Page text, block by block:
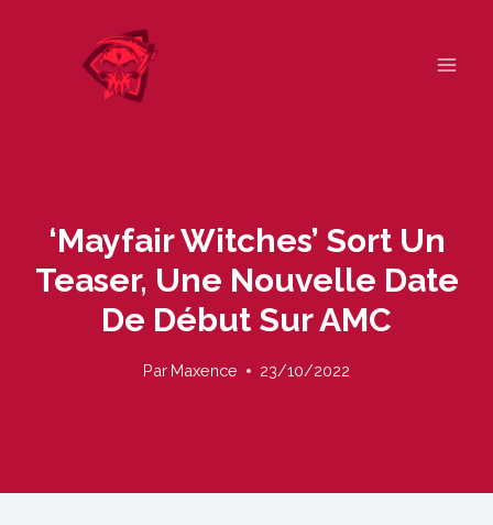
‘Mayfair Witches’ Sort Un
Teaser, Une Nouvelle Date
De Début Sur AMC
Par Maxence 23/10/2022